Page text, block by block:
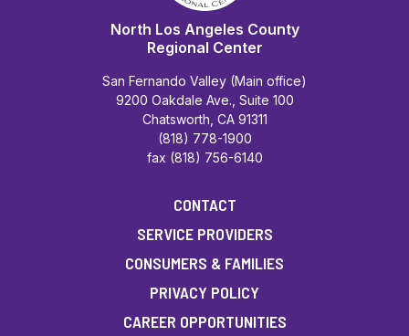
North Los Angeles County
Regional Center
San Fernando Valley (Main office)
9200 Oakdale Ave., Suite 100
Chatsworth, CA 91311
(818) 778-1900
fax (818) 756-6140
CONTACT
SERVICE PROVIDERS
CONSUMERS & FAMILIES
PRIVACY POLICY
CAREER OPPORTUNITIES